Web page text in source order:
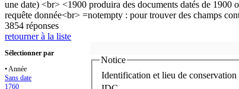
3854 réponses
retourner à la liste
Sélectionner par
• Année
Sans date
1760
Notice
Identification et lieu de conservation